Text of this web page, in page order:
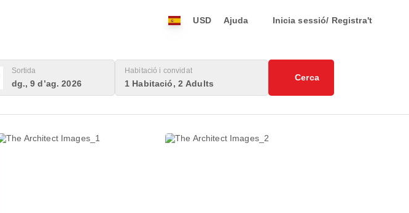
USD Ajuda Inicia sessió/ Registra't
Sortida
dg., 9 d’ag. 2026
Habitació i convidat
1 Habitació, 2 Adults
Cerca